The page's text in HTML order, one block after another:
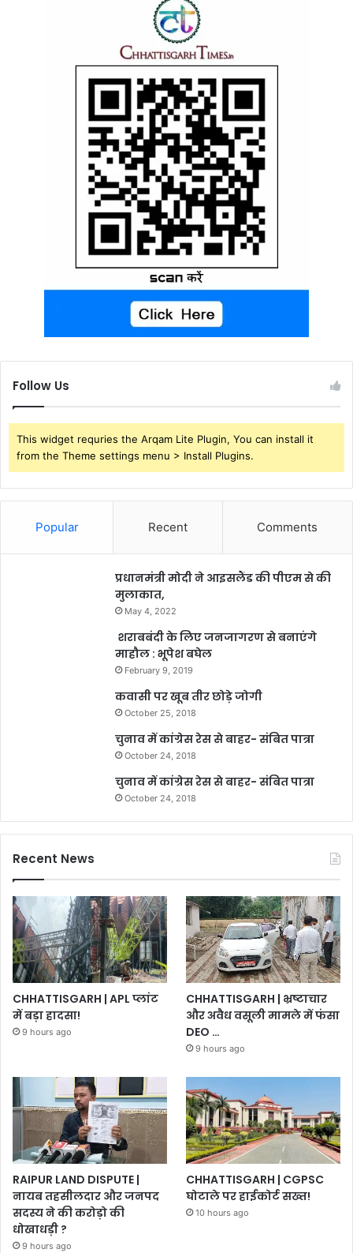
Follow Us
This widget requries the Arqam Lite Plugin, You can install it
from the Theme settings menu > Install Plugins.
Popular Recent Comments
प्रधानमंत्री मोदी ने आइसलैंड की पीएम से की
मुलाकात,
May 4, 2022
शराबबंदी के लिए जनजागरण से बनाएंगे
माहौल : भूपेश बघेल
February 9, 2019
कवासी पर खूब तीर छोड़े जोगी
October 25, 2018
चुनाव में कांग्रेस रेस से बाहर- संबित पात्रा
October 24, 2018
चुनाव में कांग्रेस रेस से बाहर- संबित पात्रा
October 24, 2018
Recent News
CHHATTISGARH | APL प्लांट
में बड़ा हादसा!
9 hours ago
CHHATTISGARH | भ्रष्टाचार
और अवैध वसूली मामले में फंसा
DEO …
9 hours ago
RAIPUR LAND DISPUTE |
नायब तहसीलदार और जनपद
सदस्य ने की करोड़ो की
धोखाधड़ी ?
9 hours ago
CHHATTISGARH | CGPSC
घोटाले पर हाईकोर्ट सख्त!
10 hours ago